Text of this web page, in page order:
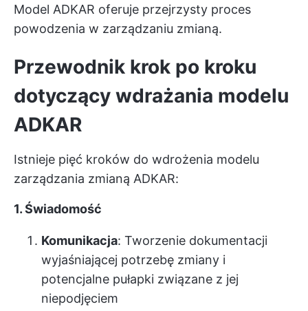
Model ADKAR oferuje przejrzysty proces
powodzenia w zarządzaniu zmianą.
Przewodnik krok po kroku
dotyczący wdrażania modelu
ADKAR
Istnieje pięć kroków do wdrożenia modelu
zarządzania zmianą ADKAR:
1. Świadomość
Komunikacja: Tworzenie dokumentacji
wyjaśniającej potrzebę zmiany i
potencjalne pułapki związane z jej
niepodjęciem